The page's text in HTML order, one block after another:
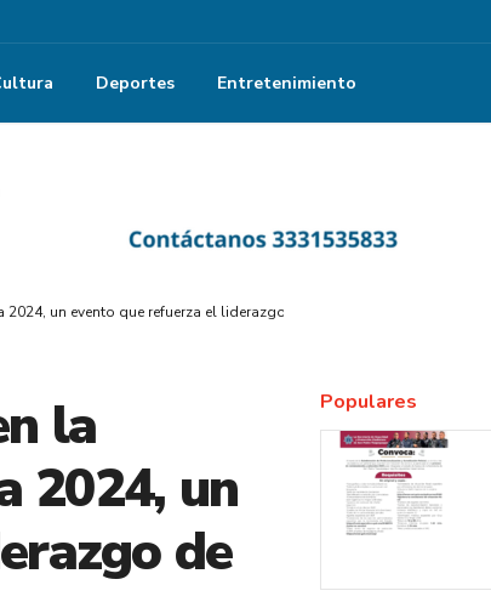
Deportes Entretenimiento
un evento que refuerza el liderazgo de Jalisco en esta industria
la
2024, un
de
Populares